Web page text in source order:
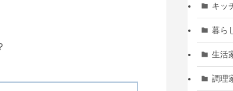
キッ
暮ら
生活
調理